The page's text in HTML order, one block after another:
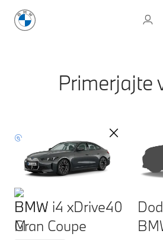
Primerjajte
BMW i4 xDrive40
Gran Coupe